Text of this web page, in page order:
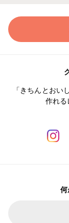
「きちんとおい
作れる
何